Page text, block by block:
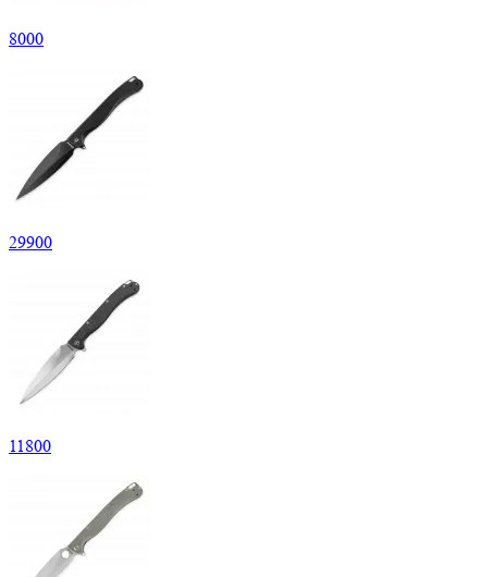
8000
29900
11800